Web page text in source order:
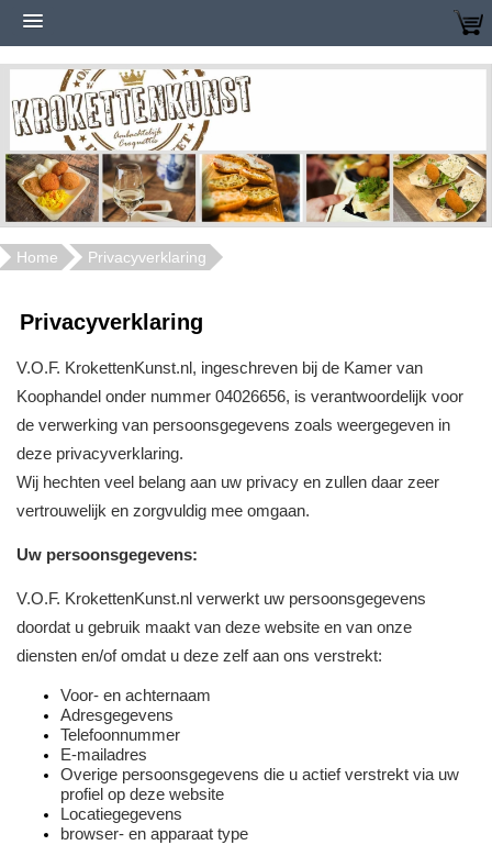
Home Privacyverklaring
Privacyverklaring
V.O.F. KrokettenKunst.nl, ingeschreven bij de Kamer van
Koophandel onder nummer 04026656, is verantwoordelijk voor
de verwerking van persoonsgegevens zoals weergegeven in
deze privacyverklaring.
Wij hechten veel belang aan uw privacy en zullen daar zeer
vertrouwelijk en zorgvuldig mee omgaan.
Uw persoonsgegevens:
V.O.F. KrokettenKunst.nl verwerkt uw persoonsgegevens
doordat u gebruik maakt van deze website en van onze
diensten en/of omdat u deze zelf aan ons verstrekt:
Voor- en achternaam
Adresgegevens
Telefoonnummer
E-mailadres
Overige persoonsgegevens die u actief verstrekt via uw
profiel op deze website
Locatiegegevens
browser- en apparaat type